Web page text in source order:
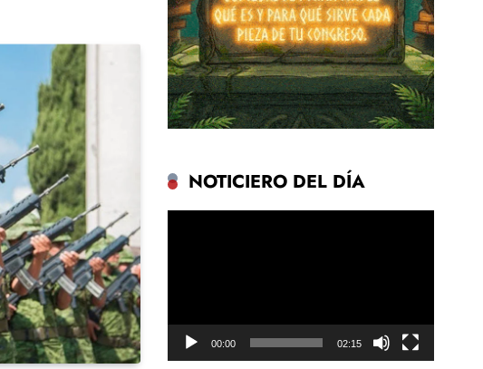
NOTICIERO DEL DÍA
00:00 02:15